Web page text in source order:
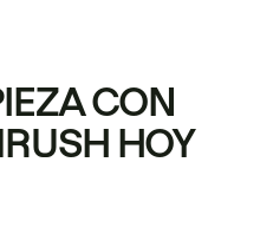
CON
HOY